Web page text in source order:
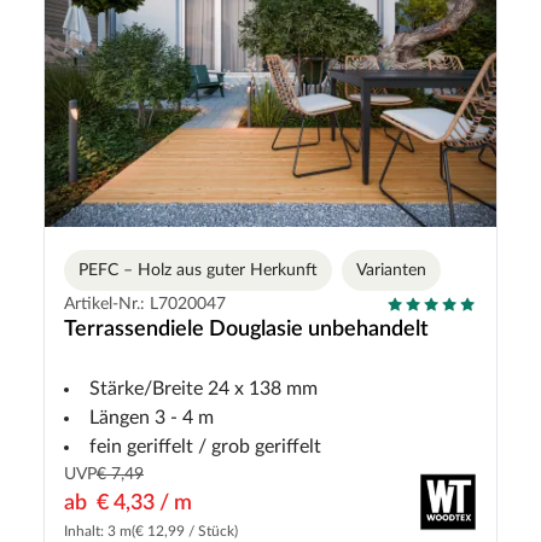
PEFC – Holz aus guter Herkunft
Varianten
Artikel-Nr.: L7020047
Terrassendiele Douglasie unbehandelt
Stärke/Breite 24 x 138 mm
Längen 3 - 4 m
fein geriffelt / grob geriffelt
UVP€ 7,49
ab € 4,33 / m
Inhalt: 3 m(€ 12,99 / Stück)